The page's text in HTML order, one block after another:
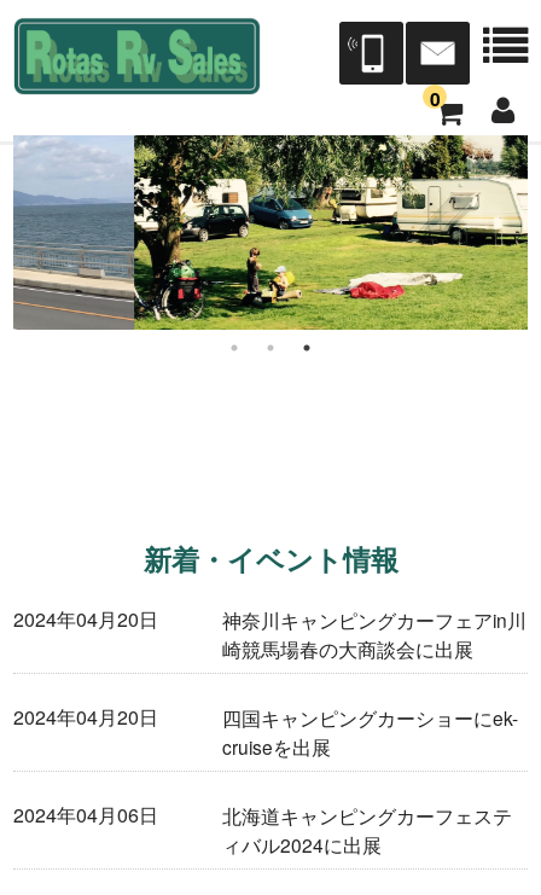
0
会社案内
会社概要
店舗案内
本社三芳展示場/三芳工場
Dr.RV岐阜（福井自動車）
九州営業所[Dr.RV九州]（ホワイトトップ）
ek cruise
E-SPiRit
新着・イベント情報
2024年04月20日
神奈川キャンピングカーフェアin川
崎競馬場春の大商談会に出展
2024年04月20日
四国キャンピングカーショーにek-
cruiseを出展
2024年04月06日
北海道キャンピングカーフェステ
ィバル2024に出展